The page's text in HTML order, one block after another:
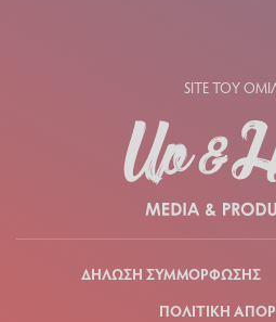
SITE ΤΟΥ
ΔΗΛΩΣΗ ΣΥΜΜΟΡΦΩΣΗΣ
ΠΟΛΙΤΙΚΗ